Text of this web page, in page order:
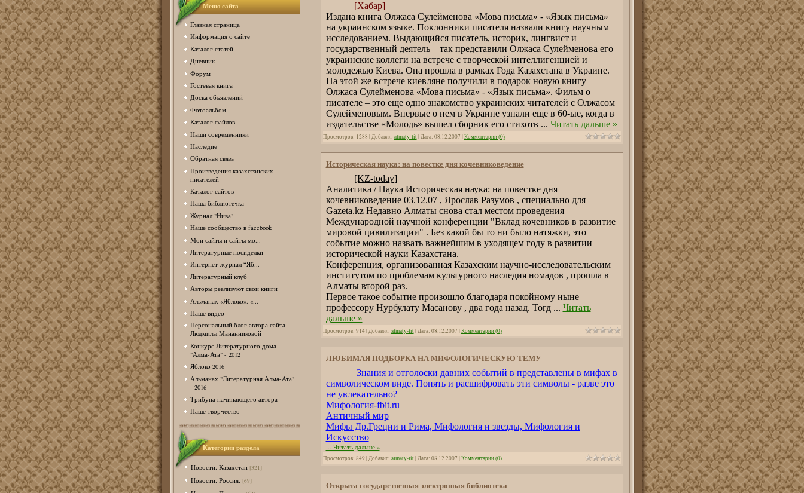
Меню сайта
Главная страница
Информация о сайте
Каталог статей
Дневник
Форум
Гостевая книга
Доска объявлений
Фотоальбом
Каталог файлов
Наши современники
Наследие
Обратная связь
Произведения казахстанских
писателей
Каталог сайтов
Наша библиотечка
Журнал "Нива"
Наше сообщество в facebook
Мои сайты и сайты мо...
Литературные посиделки
Интернет-журнал “Яб...
Литературный клуб
Авторы реализуют свои книги
Альманах «Яблоко». «...
Наше видео
Персональный блог автора сайта
Людмилы Мананниковой
Конкурс Литературного дома
"Алма-Ата" - 2012
Яблоко 2016
Альманах "Литературная Алма-Ата"
- 2016
Трибуна начинающего автора
Наше творчество
Категории раздела
Новости. Казахстан [321]
Новости. Россия. [69]
[Хабар]
Издана книга Олжаса Сулейменова «Мова письма» - «Язык письма»
на украинском языке. Поклонники писателя назвали книгу научным
исследованием. Выдающийся писатель, историк, лингвист и
государственный деятель – так представили Олжаса Сулейменова его
украинские коллеги на встрече с творческой интеллигенцией и
молодежью Киева. Она прошла в рамках Года Казахстана в Украине.
На этой же встрече киевляне получили в подарок новую книгу
Олжаса Сулейменова «Мова письма» - «Язык письма». Фильм о
писателе – это еще одно знакомство украинских читателей с Олжасом
Сулейменовым. Впервые о нем в Украине узнали еще в 60-ые, когда в
издательстве «Молодь» вышел сборник его стихотв ... Читать дальше »
Просмотров: 1288 | Добавил: almaty-lit| Дата: 08.12.2007 |Комментарии (0)
Историческая наука: на повестке дня кочевниковедение
[KZ-today]
Аналитика / Наука Историческая наука: на повестке дня
кочевниковедение 03.12.07 , Ярослав Разумов , специально для
Gazeta.kz Недавно Алматы снова стал местом проведения
Международной научной конференции "Вклад кочевников в развитие
мировой цивилизации" . Без какой бы то ни было натяжки, это
событие можно назвать важнейшим в уходящем году в развитии
исторической науки Казахстана.
Конференция, организованная Казахским научно-исследовательским
институтом по проблемам культурного наследия номадов , прошла в
Алматы второй раз.
Первое такое событие произошло благодаря покойному ныне
профессору Нурбулату Масанову , два года назад. Тогд ... Читать
дальше »
Просмотров: 914 | Добавил: almaty-lit| Дата: 08.12.2007 |Комментарии (0)
ЛЮБИМАЯ ПОДБОРКА НА МИФОЛОГИЧЕСКУЮ ТЕМУ
Знания и отголоски давних событий в представлены в мифах в
символическом виде. Понять и расшифровать эти символы - разве это
не увлекательно?
Мифология-fbit.ru
Античный мир
Мифы Др.Греции и Рима, Мифология и звезды, Мифология и
Искусство
... Читать дальше »
Просмотров: 849 | Добавил: almaty-lit| Дата: 08.12.2007 |Комментарии (0)
Открыта государственная электронная библиотека